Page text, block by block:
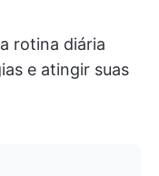
rotina diária
e atingir suas